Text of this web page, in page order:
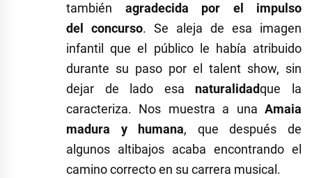
también agradecida por el impulso
del concurso. Se aleja de esa imagen
infantil que el público le había atribuido
durante su paso por el talent show, sin
dejar de lado esa naturalidadque la
caracteriza. Nos muestra a una Amaia
madura y humana, que después de
algunos altibajos acaba encontrando el
camino correcto en su carrera musical.